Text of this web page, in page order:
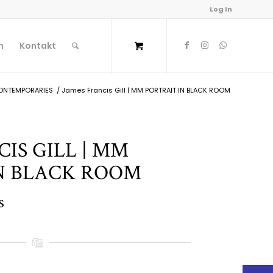
Log In
Kontakt
/ James Francis Gill | MM PORTRAIT IN BLACK ROOM
GILL | MM
BLACK ROOM